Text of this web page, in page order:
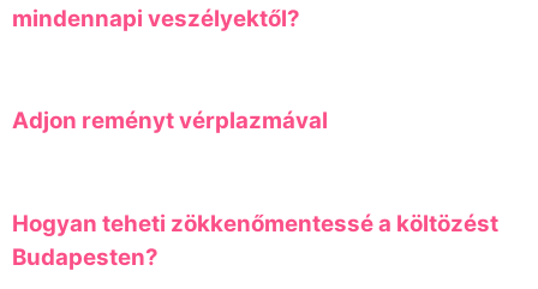
mindennapi veszélyektől?
Adjon reményt vérplazmával
Hogyan teheti zökkenőmentessé a költözést
Budapesten?